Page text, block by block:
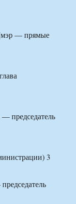
— прямые
председатель
3